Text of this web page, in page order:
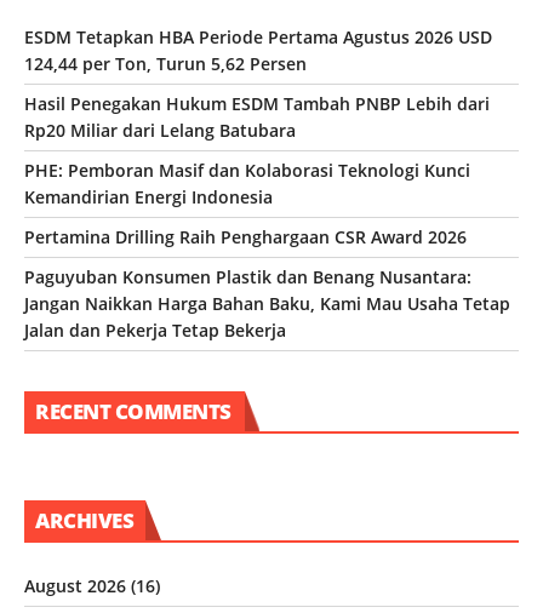
ESDM Tetapkan HBA Periode Pertama Agustus 2026 USD
124,44 per Ton, Turun 5,62 Persen
Hasil Penegakan Hukum ESDM Tambah PNBP Lebih dari
Rp20 Miliar dari Lelang Batubara
PHE: Pemboran Masif dan Kolaborasi Teknologi Kunci
Kemandirian Energi Indonesia
Pertamina Drilling Raih Penghargaan CSR Award 2026
Paguyuban Konsumen Plastik dan Benang Nusantara:
Jangan Naikkan Harga Bahan Baku, Kami Mau Usaha Tetap
Jalan dan Pekerja Tetap Bekerja
RECENT COMMENTS
ARCHIVES
August 2026 (16)